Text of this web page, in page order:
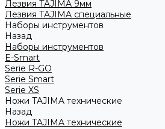
Лезвия TAJIMA 9мм
Лезвия TAJIMA специальные
Наборы инструментов
Назад
Наборы инструментов
E-Smart
Serie R-GO
Serie Smart
Serie XS
Ножи TAJIMA технические
Назад
Ножи TAJIMA технические